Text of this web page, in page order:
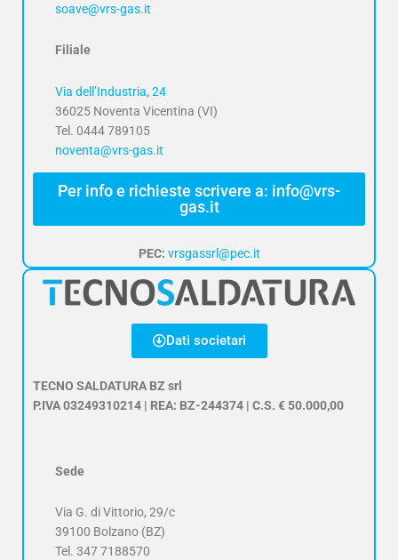
soave@vrs-gas.it
Filiale
Via dell’Industria, 24
36025 Noventa Vicentina (VI)
Tel. 0444 789105
noventa@vrs-gas.it
Per info e richieste scrivere a: info@vrs-
gas.it
PEC: vrsgassrl@pec.it
Dati societari
TECNO SALDATURA BZ srl
P.IVA 03249310214 | REA: BZ-244374 | C.S. € 50.000,00
Sede
Via G. di Vittorio, 29/c
39100 Bolzano (BZ)
Tel. 347 7188570